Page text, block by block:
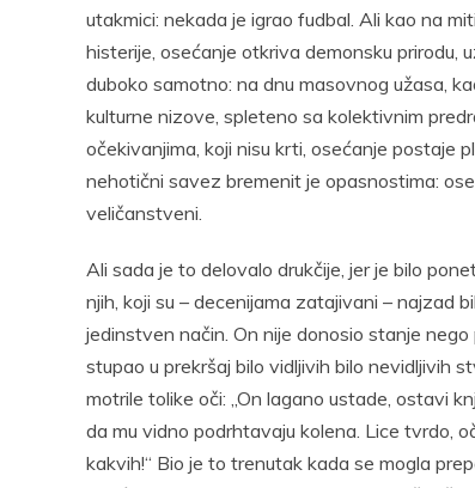
utakmici: nekada je igrao fudbal. Ali kao na
histerije, osećanje otkriva demonsku prirodu,
duboko samotno: na dnu masovnog užasa,
kulturne nizove, spleteno sa kolektivnim
očekivanjima, koji nisu krti, osećanje postaje
nehotični savez bremenit je opasnostima:
veličanstveni.
Ali sada je to delovalo drukčije, jer je bilo
njih, koji su – decenijama zatajivani – najzad
jedinstven način. On nije donosio stanje
stupao u prekršaj bilo vidljivih bilo nevidljivih
motrile tolike oči: „On lagano ustade, ostavi
da mu vidno podrhtavaju kolena. Lice tvrdo,
kakvih!“ Bio je to trenutak kada se mogla